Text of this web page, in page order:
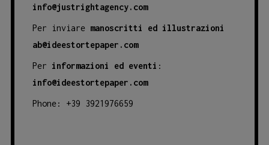
info@justrightagency.com
Per inviare manoscritti ed illustrazioni
ab@ideestortepaper.com
Per informazioni ed eventi :
info@ideestortepaper.com
Phone: +39 3921976659